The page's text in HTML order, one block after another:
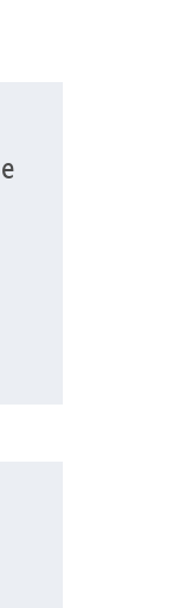
Studierende